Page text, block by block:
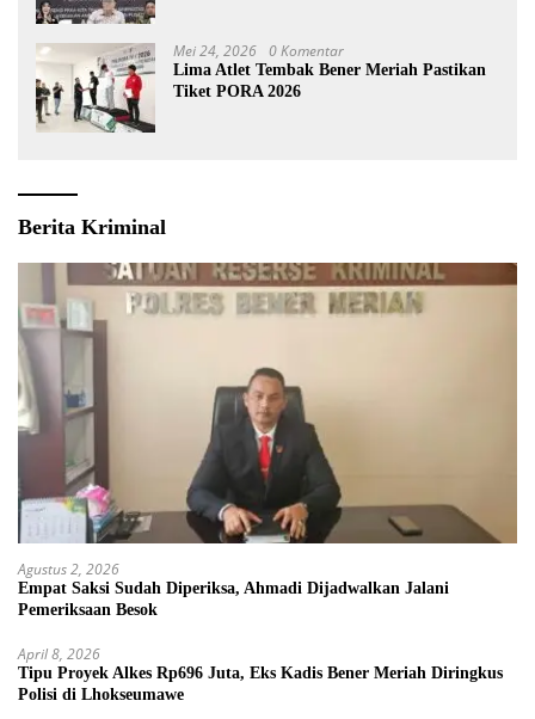
Mei 24, 2026 0 Komentar
Lima Atlet Tembak Bener Meriah Pastikan
Tiket PORA 2026
Berita Kriminal
Agustus 2, 2026
Empat Saksi Sudah Diperiksa, Ahmadi Dijadwalkan Jalani
Pemeriksaan Besok
April 8, 2026
Tipu Proyek Alkes Rp696 Juta, Eks Kadis Bener Meriah Diringkus
Polisi di Lhokseumawe